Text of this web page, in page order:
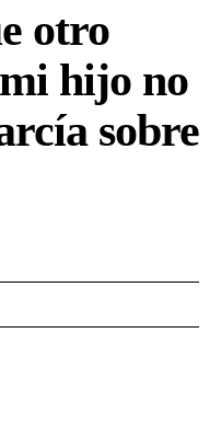
otro
hijo no
sobre